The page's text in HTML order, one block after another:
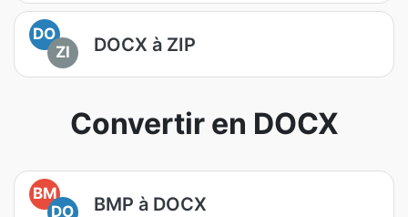
DO
ZI
DOCX à ZIP
Convertir en DOCX
BM
DO
BMP à DOCX